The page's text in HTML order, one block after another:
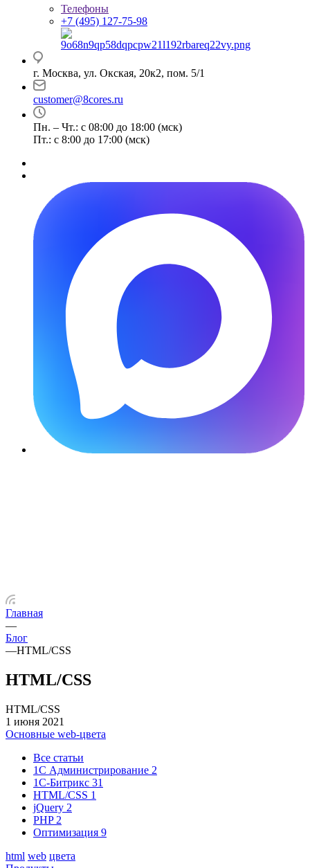
Телефоны
+7 (495) 127-75-98
г. Москва, ул. Окская, 20к2, пом. 5/1
customer@8cores.ru
Пн. – Чт.: с 08:00 до 18:00 (мск)
Пт.: с 8:00 до 17:00 (мск)
Главная
—
Блог
—HTML/CSS
HTML/CSS
HTML/CSS
1 июня 2021
Основные web-цвета
Все статьи
1С Администрирование 2
1С-Битрикс 31
HTML/CSS 1
jQuery 2
PHP 2
Оптимизация 9
html web цвета